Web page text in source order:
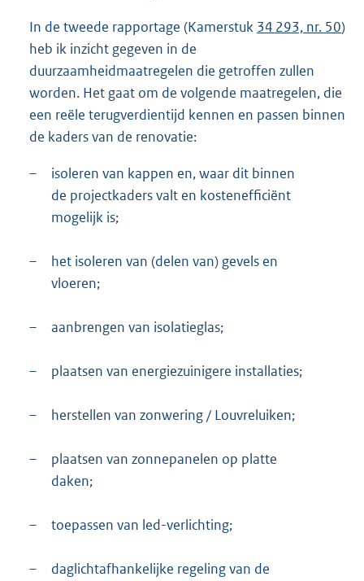
In de tweede rapportage (Kamerstuk 34 293, nr. 50)
heb ik inzicht gegeven in de
duurzaamheidmaatregelen die getroffen zullen
worden. Het gaat om de volgende maatregelen, die
een reële terugverdientijd kennen en passen binnen
de kaders van de renovatie:
–
isoleren van kappen en, waar dit binnen
de projectkaders valt en kostenefficiënt
mogelijk is;
–
het isoleren van (delen van) gevels en
vloeren;
– aanbrengen van isolatieglas;
– plaatsen van energiezuinigere installaties;
– herstellen van zonwering / Louvreluiken;
–
plaatsen van zonnepanelen op platte
daken;
– toepassen van led-verlichting;
– daglichtafhankelijke regeling van de